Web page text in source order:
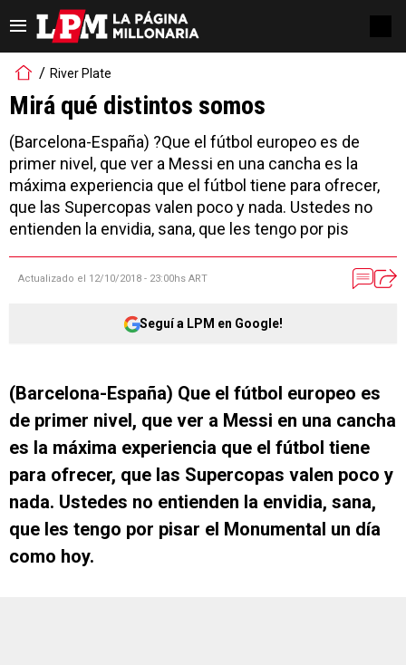
River Plate
Mirá qué distintos somos
(Barcelona-España) ?Que el fútbol europeo es de
primer nivel, que ver a Messi en una cancha es la
máxima experiencia que el fútbol tiene para ofrecer,
que las Supercopas valen poco y nada. Ustedes no
entienden la envidia, sana, que les tengo por pis
Actualizado el 12/10/2018 - 23:00hs ART
Seguí a LPM en Google!
(Barcelona-España) Que el fútbol europeo es
de primer nivel, que ver a Messi en una cancha
es la máxima experiencia que el fútbol tiene
para ofrecer, que las Supercopas valen poco y
nada. Ustedes no entienden la envidia, sana,
que les tengo por pisar el Monumental un día
como hoy.